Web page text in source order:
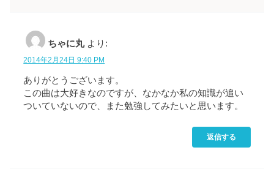
ちゃに丸 より:
2014年2月24日 9:40 PM
ありがとうございます。
この曲は大好きなのですが、なかなか私の知識が追い
ついていないので、また勉強してみたいと思います。
返信する